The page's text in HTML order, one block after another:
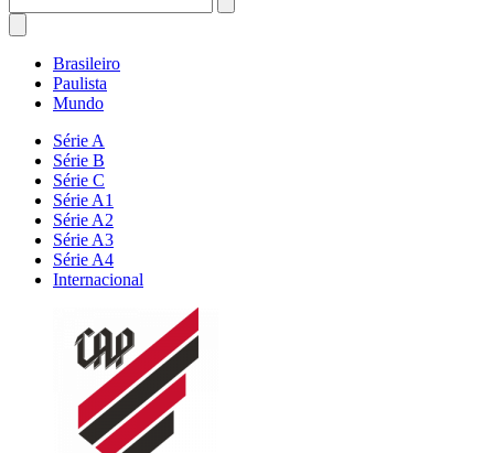
Brasileiro
Paulista
Mundo
Série A
Série B
Série C
Série A1
Série A2
Série A3
Série A4
Internacional